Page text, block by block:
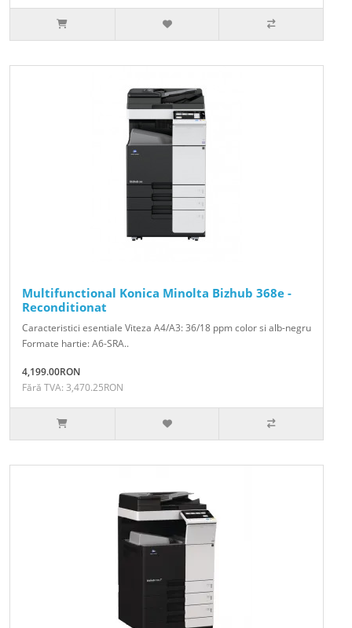
Multifunctional Konica Minolta Bizhub 368e -
Reconditionat
Caracteristici esentiale Viteza A4/A3: 36/18 ppm color si alb-negru
Formate hartie: A6-SRA..
4,199.00RON
Fără TVA: 3,470.25RON